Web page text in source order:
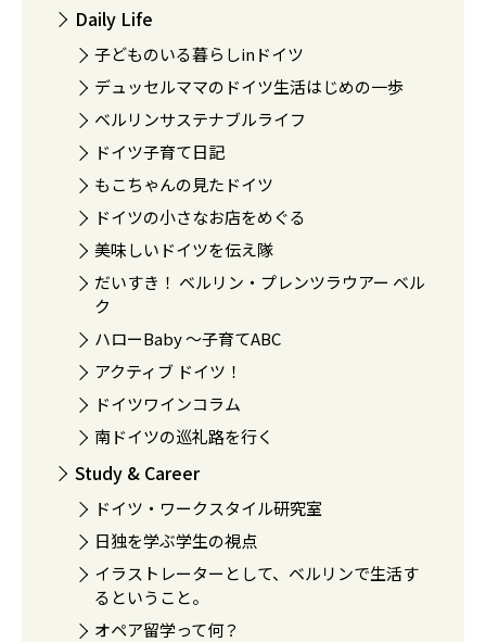
Daily Life
子どものいる暮らしinドイツ
デュッセルママのドイツ生活はじめの一歩
ベルリンサステナブルライフ
ドイツ子育て日記
もこちゃんの見たドイツ
ドイツの小さなお店をめぐる
美味しいドイツを伝え隊
だいすき！ ベルリン・プレンツラウアー ベル
ク
ハローBaby 〜子育てABC
アクティブ ドイツ！
ドイツワインコラム
南ドイツの巡礼路を行く
Study & Career
ドイツ・ワークスタイル研究室
日独を学ぶ学生の視点
イラストレーターとして、ベルリンで生活す
るということ。
オペア留学って何？